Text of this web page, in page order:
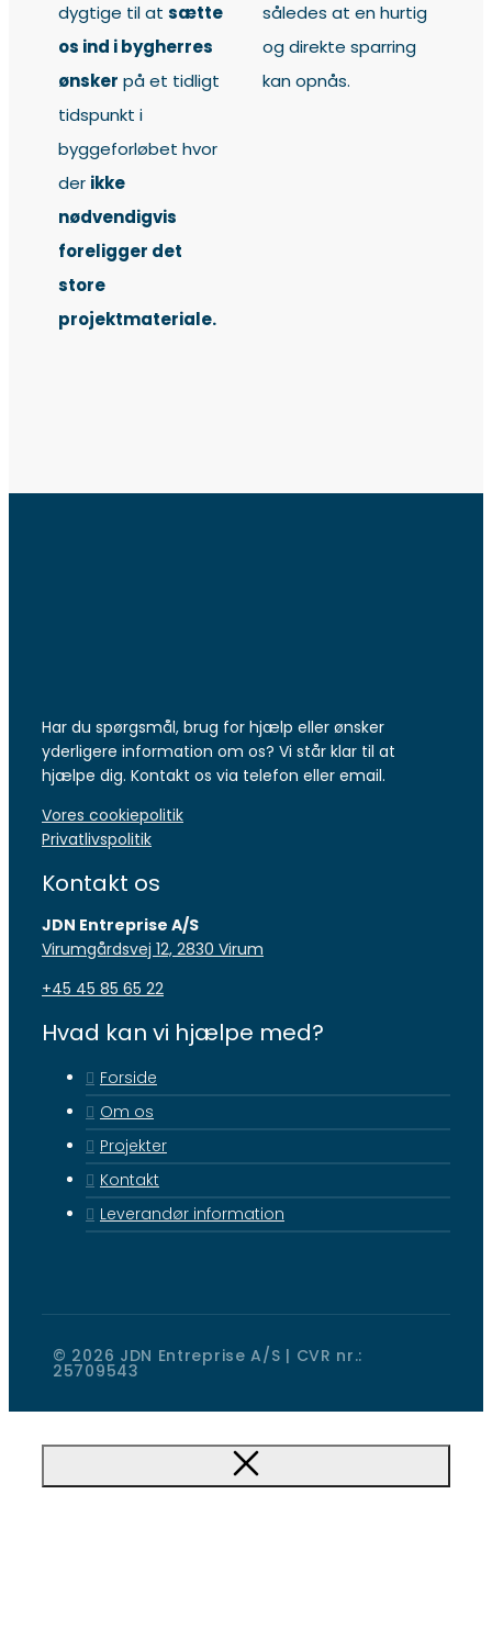
dygtige til at sætte
os ind i bygherres
ønsker på et tidligt
tidspunkt i
byggeforløbet hvor
der ikke
nødvendigvis
foreligger det
store
projektmateriale.
således at en hurtig
og direkte sparring
kan opnås​​.
Har du spørgsmål, brug for hjælp eller ønsker
yderligere information om os? Vi står klar til at
hjælpe dig. Kontakt os via telefon eller email.
Vores cookiepolitik
Privatlivspolitik
Kontakt os
JDN Entreprise A/S
Virumgårdsvej 12, 2830 Virum​
+45 45 85 65 22
Hvad kan vi hjælpe med?
Forside
Om os
Projekter
Kontakt
Leverandør information
© 2026 JDN Entreprise A/S | CVR nr.:
25709543